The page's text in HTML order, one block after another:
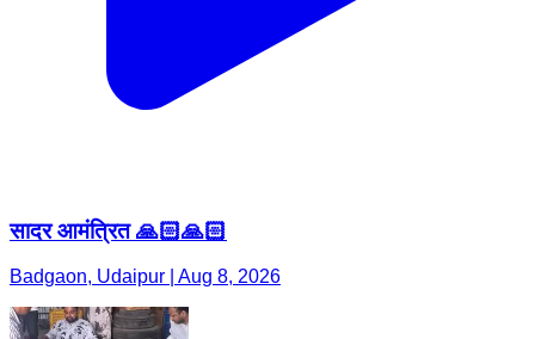
सादर आमंत्रित 🙏🏻🙏🏻
Badgaon, Udaipur | Aug 8, 2026